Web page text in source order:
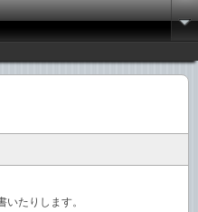
たりします。